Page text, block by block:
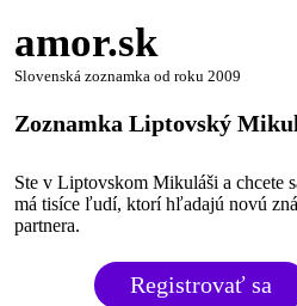
amor.sk
Slovenská zoznamka od roku 2009
Zoznamka Liptovský
Ste v Liptovskom Mikuláši a chcete
má tisíce ľudí, ktorí hľadajú novú
partnera.
Registrovať sa